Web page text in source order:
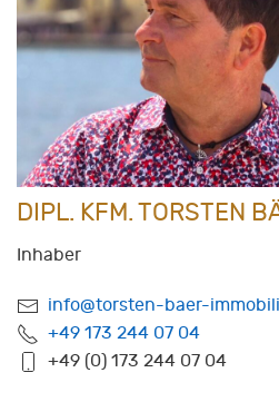
DIPL. KFM. TORSTEN
Inhaber
info@torsten-baer-
+49 173 244 07 04
+49 (0) 173 244 07 04